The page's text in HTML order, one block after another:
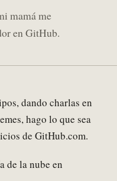
mamá me
en GitHub.
dando charlas en
hago lo que sea
de GitHub.com.
de la nube en